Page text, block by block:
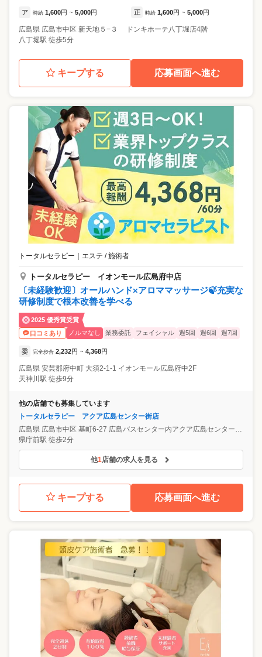
ア 時給 1,600円 ~ 5,000円 正 時給 1,600円 ~ 5,000円
広島県 広島市中区 新天地５−３ ドンキホーテ八丁堀店4階
八丁堀駅 徒歩5分
キープする 応募画面へ進む
トータルセラピー ｜ エステ / 施術者
トータルセラピー イオンモール広島府中店
〔未経験歓迎〕オールハンド×アロママッサージ🍃充実な
研修制度で根本改善を学べる
2025 優秀賞受賞
口コミあり
ノルマなし 業務委託 フェイシャル 週5回 週6回 週7回
委 完全歩合 2,232円 ~ 4,368円
広島県 安芸郡府中町 大須2-1-1 イオンモール広島府中2F
天神川駅 徒歩9分
他の店舗でも募集しています
トータルセラピー アクア広島センター街店
広島県 広島市中区 基町6-27 広島バスセンター内アクア広島センター街4F
県庁前駅 徒歩2分
他1店舗の求人を見る
キープする 応募画面へ進む